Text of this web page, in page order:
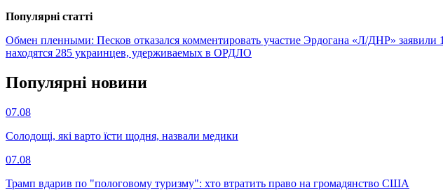
Популярнi статтi
Обмен пленными: Песков отказался комментировать участие Эрдогана «Л/ДНР» заявили
находятся 285 украинцев, удерживаемых в ОРДЛО
Популярнi новини
07.08
Солодощі, які варто їсти щодня, назвали медики
07.08
Трамп вдарив по "пологовому туризму": хто втратить право на громадянство США